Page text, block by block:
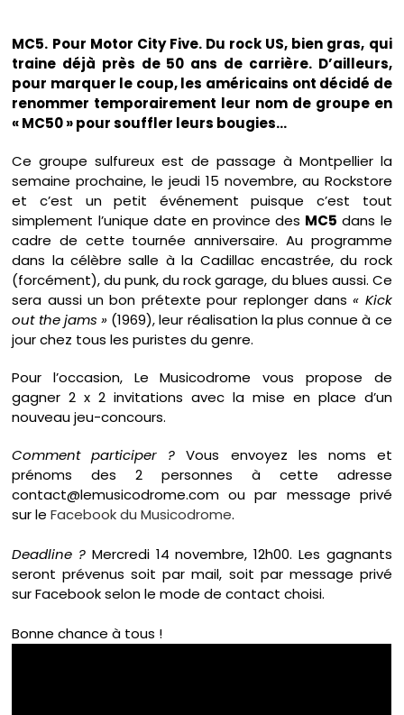
MC5. Pour Motor City Five. Du rock US, bien gras, qui
traine déjà près de 50 ans de carrière. D’ailleurs,
pour marquer le coup, les américains ont décidé de
renommer temporairement leur nom de groupe en
« MC50 » pour souffler leurs bougies…
Ce groupe sulfureux est de passage à Montpellier la
semaine prochaine, le jeudi 15 novembre, au Rockstore
et c’est un petit événement puisque c’est tout
simplement l’unique date en province des MC5 dans le
cadre de cette tournée anniversaire. Au programme
dans la célèbre salle à la Cadillac encastrée, du rock
(forcément), du punk, du rock garage, du blues aussi. Ce
sera aussi un bon prétexte pour replonger dans« Kick
out the jams » (1969), leur réalisation la plus connue à ce
jour chez tous les puristes du genre.
Pour l’occasion, Le Musicodrome vous propose de
gagner 2 x 2 invitations avec la mise en place d’un
nouveau jeu-concours.
Comment participer ? Vous envoyez les noms et
prénoms des 2 personnes à cette adresse
contact@lemusicodrome.com ou par message privé
sur leFacebook du Musicodrome.
Deadline ? Mercredi 14 novembre, 12h00. Les gagnants
seront prévenus soit par mail, soit par message privé
sur Facebook selon le mode de contact choisi.
Bonne chanceà tous !